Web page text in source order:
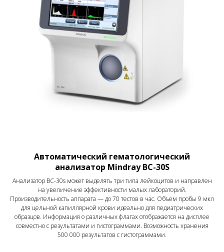
Автоматический гематологический
анализатор Mindray BC-30S
Анализатор BC-30s может выделять три типа лейкоцитов и направлен
на увеличение эффективности малых лабораторий.
Производительность аппарата — до 70 тестов в час. Объем пробы 9 мкл
для цельной капиллярной крови идеально для педиатрических
образцов. Информация о различных флагах отображается на дисплее
совместно с результатами и гистограммами. Возможность хранения
500 000 результатов с гистограммами.